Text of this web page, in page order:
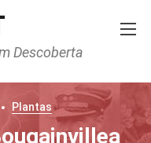
Descoberta
Plantas